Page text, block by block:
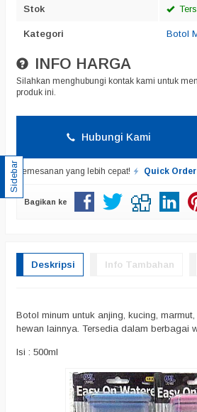
Stok
Kategori Botol
INFO HARGA
Silahkan menghubungi kontak kami untuk
produk ini.
Hubungi Kami
Pemesanan yang lebih cepat! Quick Order
Bagikan ke
Deskripsi Info Tambahan
Botol minum untuk anjing, kucing,
hewan lainnya. Tersedia dalam berbagai
Isi : 500ml
Sidebar